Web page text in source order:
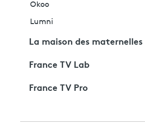
Okoo
Lumni
La maison des maternelles
France TV Lab
France TV Pro